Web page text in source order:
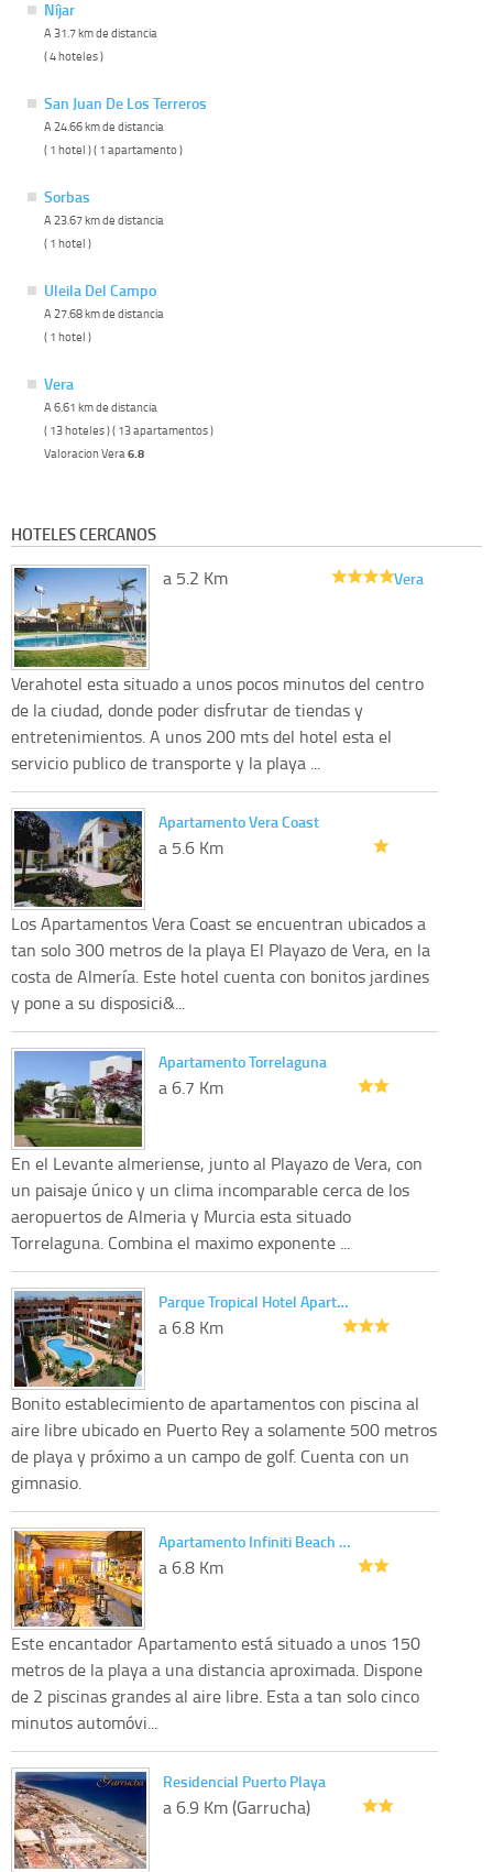
Níjar
A 31.7 km de distancia
( 4 hoteles )
San Juan De Los Terreros
A 24.66 km de distancia
( 1 hotel ) ( 1 apartamento )
Sorbas
A 23.67 km de distancia
( 1 hotel )
Uleila Del Campo
A 27.68 km de distancia
( 1 hotel )
Vera
A 6.61 km de distancia
( 13 hoteles ) ( 13 apartamentos )
Valoracion Vera 6.8
HOTELES CERCANOS
Vera
a 5.2 Km
Verahotel esta situado a unos pocos minutos del centro
de la ciudad, donde poder disfrutar de tiendas y
entretenimientos. A unos 200 mts del hotel esta el
servicio publico de transporte y la playa ...
Apartamento Vera Coast
a 5.6 Km
Los Apartamentos Vera Coast se encuentran ubicados a
tan solo 300 metros de la playa El Playazo de Vera, en la
costa de Almería. Este hotel cuenta con bonitos jardines
y pone a su disposici&...
Apartamento Torrelaguna
a 6.7 Km
En el Levante almeriense, junto al Playazo de Vera, con
un paisaje único y un clima incomparable cerca de los
aeropuertos de Almeria y Murcia esta situado
Torrelaguna. Combina el maximo exponente ...
Parque Tropical Hotel Apart…
a 6.8 Km
Bonito establecimiento de apartamentos con piscina al
aire libre ubicado en Puerto Rey a solamente 500 metros
de playa y próximo a un campo de golf. Cuenta con un
gimnasio.
Apartamento Infiniti Beach …
a 6.8 Km
Este encantador Apartamento está situado a unos 150
metros de la playa a una distancia aproximada. Dispone
de 2 piscinas grandes al aire libre. Esta a tan solo cinco
minutos automóvi...
Residencial Puerto Playa
a 6.9 Km (Garrucha)